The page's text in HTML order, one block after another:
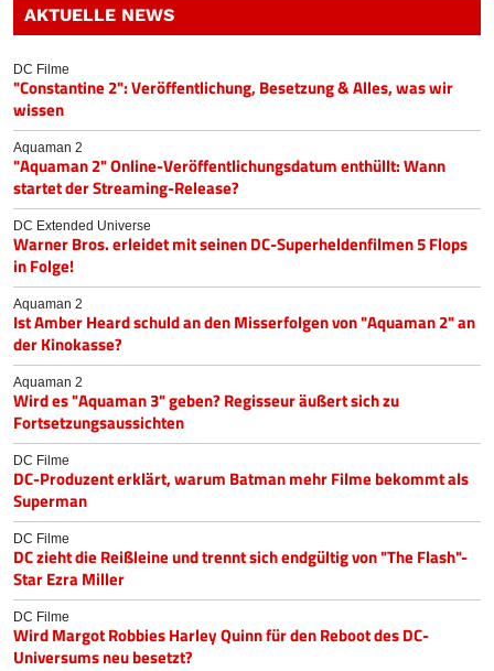
AKTUELLE NEWS
DC Filme
"Constantine 2": Veröffentlichung, Besetzung & Alles, was wir
wissen
Aquaman 2
"Aquaman 2" Online-Veröffentlichungsdatum enthüllt: Wann
startet der Streaming-Release?
DC Extended Universe
Warner Bros. erleidet mit seinen DC-Superheldenfilmen 5 Flops
in Folge!
Aquaman 2
Ist Amber Heard schuld an den Misserfolgen von "Aquaman 2" an
der Kinokasse?
Aquaman 2
Wird es "Aquaman 3" geben? Regisseur äußert sich zu
Fortsetzungsaussichten
DC Filme
DC-Produzent erklärt, warum Batman mehr Filme bekommt als
Superman
DC Filme
DC zieht die Reißleine und trennt sich endgültig von "The Flash"-
Star Ezra Miller
DC Filme
Wird Margot Robbies Harley Quinn für den Reboot des DC-
Universums neu besetzt?